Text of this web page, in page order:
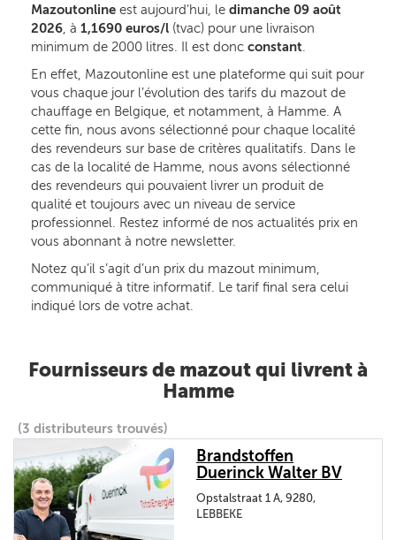
Mazoutonline est aujourd’hui, le dimanche 09 août
2026, à 1,1690 euros/l (tvac) pour une livraison
minimum de 2000 litres. Il est donc constant.
En effet, Mazoutonline est une plateforme qui suit pour
vous chaque jour l’évolution des tarifs du mazout de
chauffage en Belgique, et notamment, à Hamme. A
cette fin, nous avons sélectionné pour chaque localité
des revendeurs sur base de critères qualitatifs. Dans le
cas de la localité de Hamme, nous avons sélectionné
des revendeurs qui pouvaient livrer un produit de
qualité et toujours avec un niveau de service
professionnel. Restez informé de nos actualités prix en
vous abonnant à notre newsletter.
Notez qu’il s’agit d’un prix du mazout minimum,
communiqué à titre informatif. Le tarif final sera celui
indiqué lors de votre achat.
Fournisseurs de mazout qui livrent à
Hamme
(3 distributeurs trouvés)
Brandstoffen
Duerinck Walter BV
Opstalstraat 1 A, 9280,
LEBBEKE